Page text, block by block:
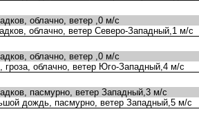
облачно, ветер ,0 м/с
облачно, ветер Северо-Западный,1 м/с
облачно, ветер ,0 м/с
облачно, ветер Юго-Западный,4 м/с
пасмурно, ветер Западный,3 м/с
дождь, пасмурно, ветер Западный,5 м/с